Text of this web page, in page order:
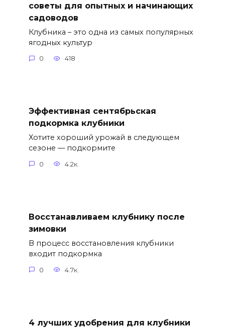
советы для опытных и начинающих
садоводов
Клубника – это одна из самых популярных
ягодных культур
0 418
Эффективная сентябрьская
подкормка клубники
Хотите хороший урожай в следующем
сезоне — подкормите
0 4.2к.
Восстанавливаем клубнику после
зимовки
В процесс восстановления клубники
входит подкормка
0 4.7к.
4 лучших удобрения для клубники